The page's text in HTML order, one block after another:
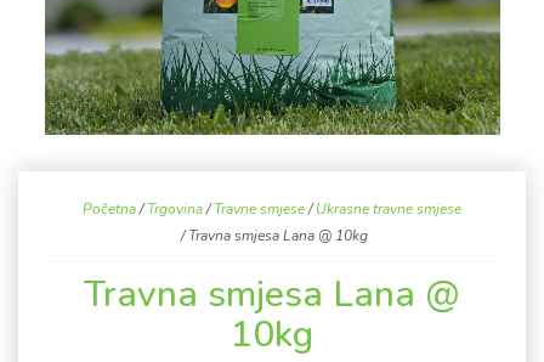
Početna/Trgovina/Travne smjese/Ukrasne travne smjese
/ Travna smjesa Lana @ 10kg
Travna smjesa Lana @
10kg